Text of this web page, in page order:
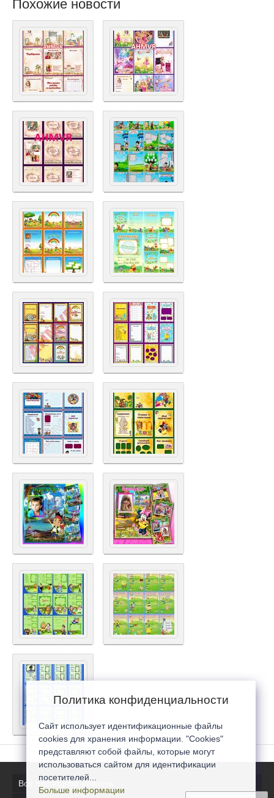
Похожие новости
Все последние новости
Политика конфиденциальности
Сайт использует идентификационные файлы
cookies для хранения информации. "Cookies"
представляют собой файлы, которые могут
использоваться сайтом для идентификации
посетителей...
Больше информации